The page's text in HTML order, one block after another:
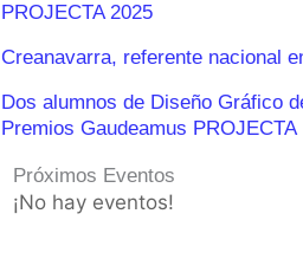
PROJECTA 2025
Creanavarra, referente nacional
Dos alumnos de Diseño Gráfico
Premios Gaudeamus PROJECTA
Próximos Eventos
¡No hay eventos!